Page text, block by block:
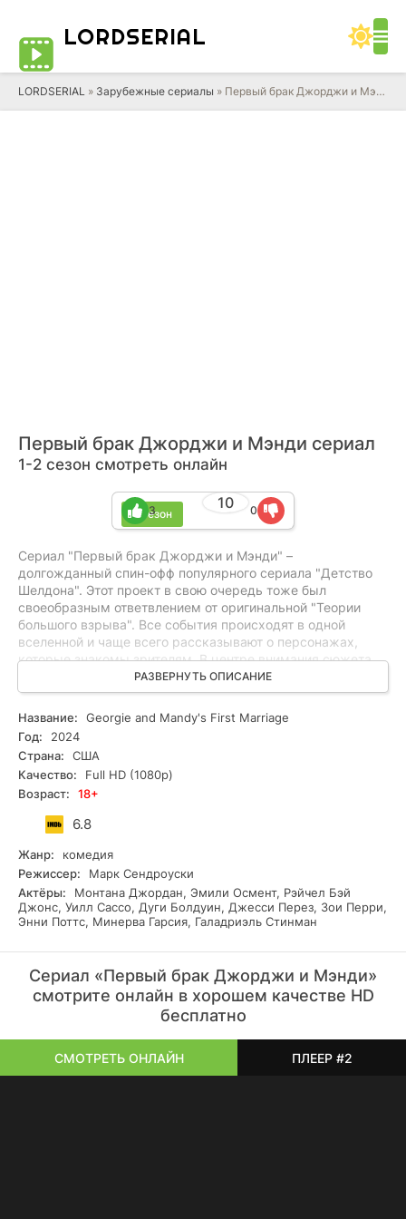
LORDSERIAL
LORDSERIAL » Зарубежные сериалы » Первый брак Джорджи и Мэнди
Первый брак Джорджи и Мэнди сериал
1-2 сезон смотреть онлайн
2 сезон
10
3 0
Сериал "Первый брак Джорджи и Мэнди" –
долгожданный спин-офф популярного сериала "Детство
Шелдона". Этот проект в свою очередь тоже был
своеобразным ответвлением от оригинальной "Теории
большого взрыва". Все события происходят в одной
вселенной и чаще всего рассказывают о персонажах,
которые знакомы зрителям. В центре внимания сюжета
оказывается старший брат главного героя оригинала,
Джорджи. Его взрослая жизнь начинается намного
раньше, чем у Шелдона. Главный персонаж и его невеста
Мэнди начинают жить вместе. Они прекрасно друг с
другом ладят. Между делом маленький гений Шелдон
становится одноклассником Джорджи и проводит с ним
занимательные будни. Тот старается помогать старшему
брату с уроками, что немного бьет по морали Джорджи.
Отношения с братьями складываются крайне необычным
образом, ведь они совершенно друг на друга не похожи.
Он так и не окончит школу самостоятельно. Отношения с
Мэнди – чуть ли не единственное светлое пятно в жизни
главного персонажа, однако и тут хватает своих
подводных камней. Главный персонаж на протяжении
долгого времени обманывал девушку о своём возрасте.
малыша. Впереди у Джорджа и Мэнди увлекательные
годы вместе!
РАЗВЕРНУТЬ ОПИСАНИЕ
Название:
Georgie and Mandy's First Marriage
Год:
2024
Страна:
США
Качество:
Full HD (1080p)
Возраст:
18+
6.8
Жанр:
комедия
Режиссер:
Марк Сендроуски
Актёры:
Монтана Джордан, Эмили Осмент, Рэйчел Бэй
Джонс, Уилл Сассо, Дуги Болдуин, Джесси Перез, Зои Перри,
Энни Поттс, Минерва Гарсия, Галадриэль Стинман
Сериал «Первый брак Джорджи и Мэнди»
смотрите онлайн в хорошем качестве HD
бесплатно
СМОТРЕТЬ ОНЛАЙН ПЛЕЕР #2